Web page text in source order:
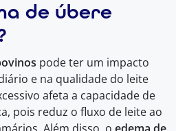
de úbere
pode ter um impacto
e na qualidade do leite
afeta a capacidade de
pois reduz o fluxo de leite ao